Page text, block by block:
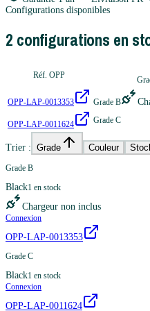
Configurations disponibles
2 configurations en
Réf. OPP
OPP-LAP-0013353 Grade B
OPP-LAP-0011624 Grade C
Trier : Grade Couleur
Grade B
Black1 en stock
Chargeur non inclus
Connexion
OPP-LAP-0013353
Grade C
Black1 en stock
Connexion
OPP-LAP-0011624